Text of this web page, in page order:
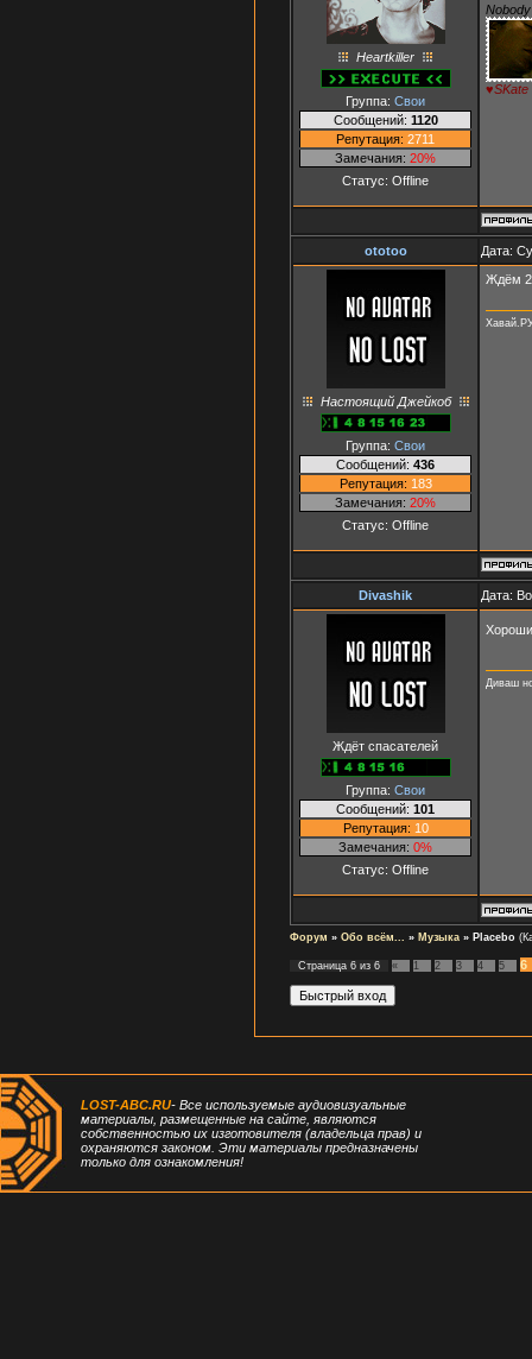
Heartkiller
Группа: Свои
Сообщений: 1120
Репутация: 2711
Замечания: 20%
Статус: Offline
♥SKate
ototoo Дата:
Настоящий Джейкоб
Группа: Свои
Сообщений: 436
Репутация: 183
Замечания: 20%
Статус: Offline
Ждём
Divashik Дата:
Ждёт спасателей
Группа: Свои
Сообщений: 101
Репутация: 10
Замечания: 0%
Статус: Offline
Диваш
Форум » Обо всём... » Музыка » Placebo
Страница 6 из 6 « 1 2 3 4 5 6
LOST-ABC.RU- Все используемые аудиовизуальные
материалы, размещенные на сайте, являются
собственностью их изготовителя (владельца прав) и
охраняются законом. Эти материалы предназначены
только для ознакомления!